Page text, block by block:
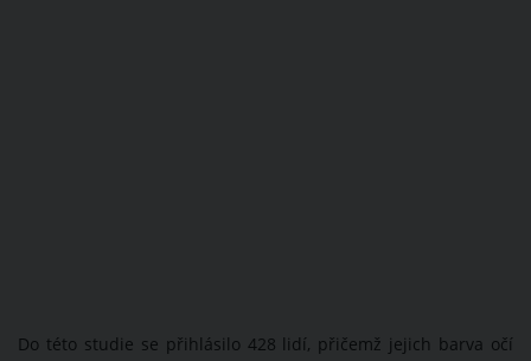
Do této studie se přihlásilo 428 lidí, přičemž jejich barva očí